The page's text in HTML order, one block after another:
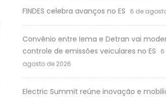
FINDES celebra avanços no ES 6 de
Convênio entre Iema e Detran vai
controle de emissões veiculares no ES
agosto de 2026
Electric Summit reúne inovação e